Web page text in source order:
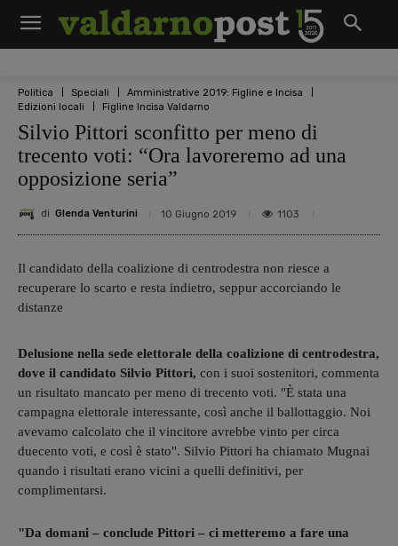
Politica Speciali
Amministrative 2019: Figline e Incisa
Edizioni locali
Figline Incisa Valdarno
Silvio Pittori sconfitto per meno di
trecento voti: “Ora lavoreremo ad una
opposizione seria”
di Glenda Venturini 10 Giugno 2019 1103
Il candidato della coalizione di centrodestra non riesce a
recuperare lo scarto e resta indietro, seppur accorciando le
distanze
Delusione nella sede elettorale della coalizione di centrodestra,
dove il candidato Silvio Pittori, con i suoi sostenitori, commenta
un risultato mancato per meno di trecento voti. "È stata una
campagna elettorale interessante, così anche il ballottaggio. Noi
avevamo calcolato che il vincitore avrebbe vinto per circa
duecento voti, e così è stato". Silvio Pittori ha chiamato Mugnai
quando i risultati erano vicini a quelli definitivi, per
complimentarsi.
"Da domani – conclude Pittori – ci metteremo a fare una